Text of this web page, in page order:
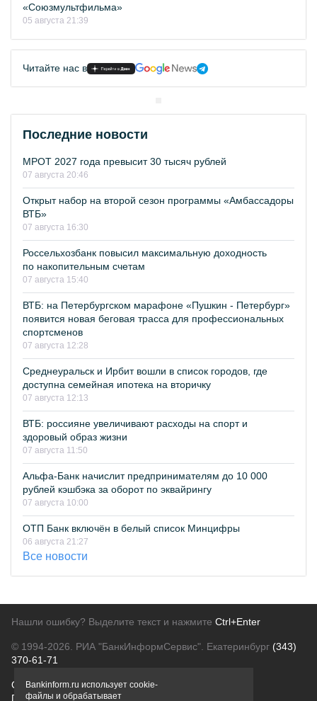
«Союзмультфильма»
05 августа 21:39
Читайте нас в
Последние новости
МРОТ 2027 года превысит 30 тысяч рублей
07 августа 20:46
Открыт набор на второй сезон программы «Амбассадоры
ВТБ»
07 августа 16:30
Россельхозбанк повысил максимальную доходность
по накопительным счетам
07 августа 15:40
ВТБ: на Петербургском марафоне «Пушкин - Петербург»
появится новая беговая трасса для профессиональных
спортсменов
07 августа 12:28
Среднеуральск и Ирбит вошли в список городов, где
доступна семейная ипотека на вторичку
07 августа 12:13
ВТБ: россияне увеличивают расходы на спорт и
здоровый образ жизни
07 августа 11:50
Альфа-Банк начислит предпринимателям до 10 000
рублей кэшбэка за оборот по эквайрингу
07 августа 10:00
ОТП Банк включён в белый список Минцифры
06 августа 21:27
Все новости
Нашли ошибку? Выделите текст и нажмите Ctrl+Enter
© 1994-2026. РИА "БанкИнформСервис". Екатеринбург (343)
370-61-71
О проектеПолитика конфиденциальности
Правовая информацияДля рекламодателей
Bankinform.ru использует cookie-
файлы и обрабатывает